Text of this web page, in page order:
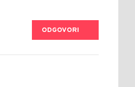
ODGOVORI